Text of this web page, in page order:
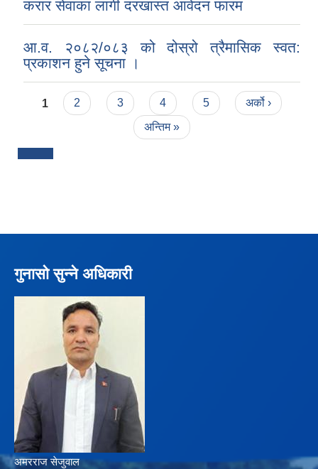
करार सेवाका लागी दरखास्त आवेदन फारम
आ.व. २०८२/०८३ को दोस्रो त्रैमासिक स्वत:
प्रकाशन हुने सूचना ।
Pages
1 2 3 4 5
अर्को ›
अन्तिम »
गुनासो सुन्ने अधिकारी
अमरराज सेजुवाल